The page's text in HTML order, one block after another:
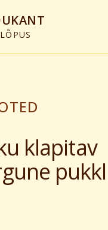
klapitav